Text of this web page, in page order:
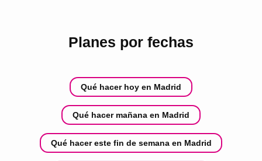
Planes por fechas
Qué hacer hoy en Madrid
Qué hacer mañana en Madrid
Qué hacer este fin de semana en Madrid